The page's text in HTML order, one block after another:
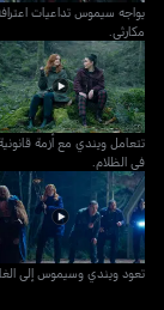
يواجه سيموس تداعيات
مكارثي.
تتعامل ويندي مع أزمة
في الظلام.
تعود ويندي وسيموس إلى